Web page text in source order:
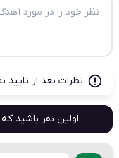
نظرات بعد از
اولین نفر باشید